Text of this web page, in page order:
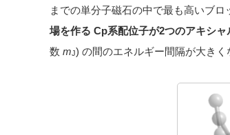
までの単分子磁石の中で最も高いブ
場を作る Cp系配位子が2つのアキシャ
数 mJ) の間のエネルギー間隔が大きく